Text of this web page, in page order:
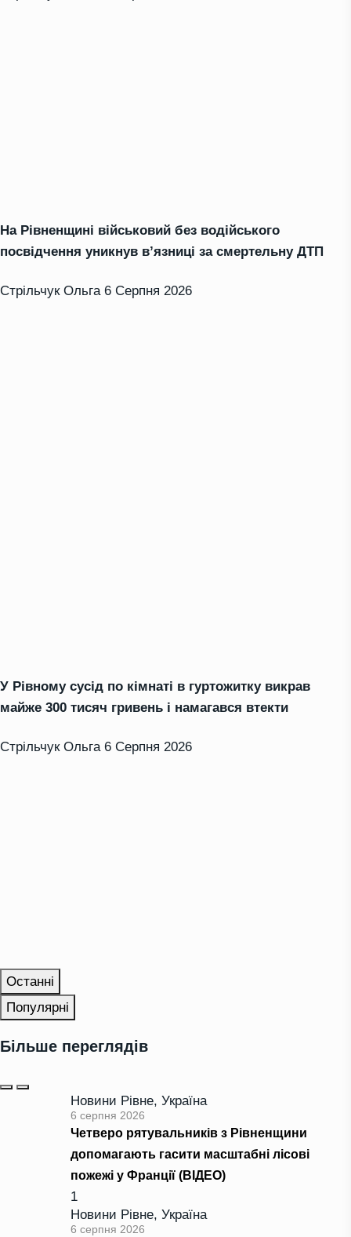
На Рівненщині військовий без водійського
посвідчення уникнув в’язниці за смертельну ДТП
Стрільчук Ольга 6 Серпня 2026
У Рівному сусід по кімнаті в гуртожитку викрав
майже 300 тисяч гривень і намагався втекти
Стрільчук Ольга 6 Серпня 2026
Останні
Популярні
Більше переглядів
Новини Рівне, Україна
6 серпня 2026
Четверо рятувальників з Рівненщини
допомагають гасити масштабні лісові
пожежі у Франції (ВІДЕО)
1
Новини Рівне, Україна
6 серпня 2026